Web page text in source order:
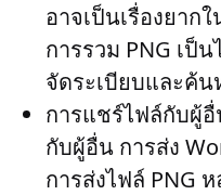
อาจเป็นเรื่องยาก
การรวม PNG เป็
จัดระเบียบและค้
การแชร์ไฟล์กับผู้
กับผู้อื่น การส่ง
การส่งไฟล์ PNG